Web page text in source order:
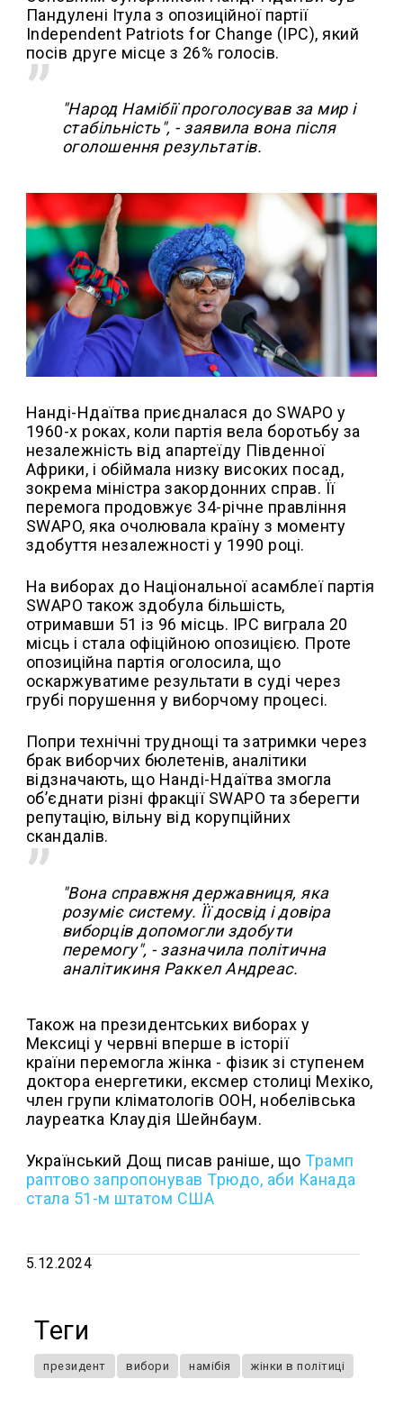
Пандулені Ітула з опозиційної партії
Independent Patriots for Change (IPC), який
посів друге місце з 26% голосів.
"Народ Намібії проголосував за мир і
стабільність", - заявила вона після
оголошення результатів.
Нанді-Ндаїтва приєдналася до SWAPO у
1960-х роках, коли партія вела боротьбу за
незалежність від апартеїду Південної
Африки, і обіймала низку високих посад,
зокрема міністра закордонних справ. Її
перемога продовжує 34-річне правління
SWAPO, яка очолювала країну з моменту
здобуття незалежності у 1990 році.
На виборах до Національної асамблеї партія
SWAPO також здобула більшість,
отримавши 51 із 96 місць. IPC виграла 20
місць і стала офіційною опозицією. Проте
опозиційна партія оголосила, що
оскаржуватиме результати в суді через
грубі порушення у виборчому процесі.
Попри технічні труднощі та затримки через
брак виборчих бюлетенів, аналітики
відзначають, що Нанді-Ндаїтва змогла
об’єднати різні фракції SWAPO та зберегти
репутацію, вільну від корупційних
скандалів.
"Вона справжня державниця, яка
розуміє систему. Її досвід і довіра
виборців допомогли здобути
перемогу", - зазначила політична
аналітикиня Раккел Андреас.
Також на президентських виборах у
Мексиці у червні вперше в історії
країни перемогла жінка - фізик зі ступенем
доктора енергетики, ексмер столиці Мехіко,
член групи кліматологів ООН, нобелівська
лауреатка Клаудія Шейнбаум.
Український Дощ писав раніше, що Трамп
раптово запропонував Трюдо, аби Канада
стала 51-м штатом США
5.12.2024
Теги
президент вибори намібія жінки в політиці